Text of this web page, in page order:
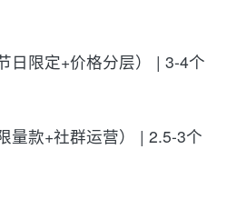
日限定+价格分层） | 3-4个
量款+社群运营） | 2.5-3个